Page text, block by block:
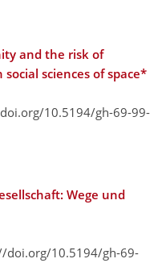
and the risk of
sciences of space*
10.5194/gh-69-99-
Wege und
doi.org/10.5194/gh-69-